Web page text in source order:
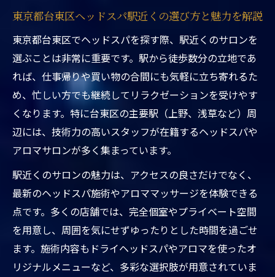
東京都台東区ヘッドスパ駅近くで叶う癒し
体験の特徴
東京都台東区ヘッドスパで心身リフレッシュ
東京都台東区ヘッドスパ駅近くで心身リフ
レッシュする秘訣
アロマヘッドスパで台東区の日常疲れを癒
す効果
駅近くの東京都台東区ヘッドスパでリフレ
心身のバランスを整える東京都台東区ヘッ
ドスパ駅近くの施術
東京都台東区ヘッドスパ駅近くで癒しとリ
フレッシュを両立
アロマ香る完全個室ヘッドスパの魅力
東京都台東区ヘッドスパ駅近くの選び方と魅力を解説
東京都台東区でヘッドスパを探す際、駅近くのサロンを
選ぶことは非常に重要です。駅から徒歩数分の立地であ
れば、仕事帰りや買い物の合間にも気軽に立ち寄れるた
め、忙しい方でも継続してリラクゼーションを受けやす
くなります。特に台東区の主要駅（上野、浅草など）周
辺には、技術力の高いスタッフが在籍するヘッドスパや
アロマサロンが多く集まっています。
駅近くのサロンの魅力は、アクセスの良さだけでなく、
最新のヘッドスパ施術やアロママッサージを体験できる
点です。多くの店舗では、完全個室やプライベート空間
を用意し、周囲を気にせずゆったりとした時間を過ごせ
ます。施術内容もドライヘッドスパやアロマを使ったオ
リジナルメニューなど、多彩な選択肢が用意されていま